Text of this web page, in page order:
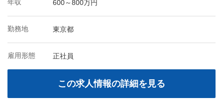
年収 600～800万円
勤務地 東京都
雇用形態 正社員
この求人情報の詳細を見る